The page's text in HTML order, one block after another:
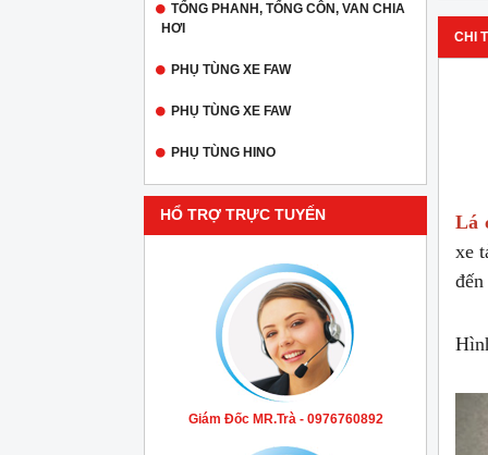
TỔNG PHANH, TỔNG CÔN, VAN CHIA
HƠI
PHỤ TÙNG XE FAW
PHỤ TÙNG XE FAW
PHỤ TÙNG HINO
HỔ TRỢ TRỰC TUYẾN
Giám Đốc MR.Trà - 0976760892
CHI
Lá
xe